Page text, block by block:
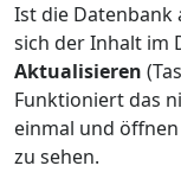
Ist die Datenbank
sich der Inhalt im
Aktualisieren
Funktioniert das
einmal und
zu sehen.